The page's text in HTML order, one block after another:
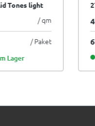
Tones light
/ qm
/ Paket
Lager